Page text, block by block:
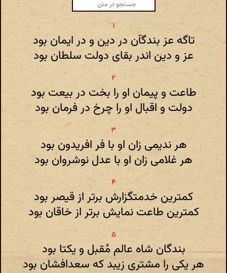
تاگه عز بندگآن در دین و در ایمان بود
عز و دین اندر بقای دولت سلطان بود
طاعت و پیمان او را بخت در بیعت بود
دولت و اقبال او را چرخ در فرمان بود
هر ندیمی زان او با فر افریدون بود
هر غلامی زان او با عدل نوشروان بود
کمترین خدمتگزارش برتر از قیصر بود
کمترین طاعت نمایش برتر از خاقان بود
بندگان شاه عالم مُقبل و یکتا بود
هر یکی را مشتری زیبد که سعدافشان بود